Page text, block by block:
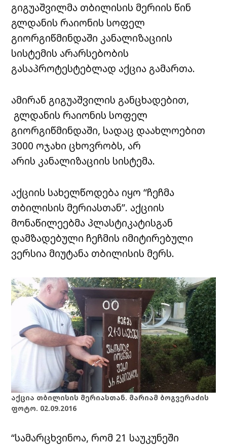
გიგუაშვილმა თბილისის მერიის წინ
გლდანის რაიონის სოფელ
გიორგიწმინდაში კანალიზაციის
სისტემის არარსებობის
გასაპროტესტებლად აქცია გამართა.
ამირან გიგუაშვილის განცხადებით,
გლდანის რაიონის სოფელ
გიორგიწმინდაში, სადაც დაახლოებით
3000 ოჯახი ცხოვრობს, არ
არის კანალიზაციის სისტემა.
აქციის სახელწოდება იყო “ჩეჩმა
თბილისის მერიასთან”. აქციის
მონაწილეებმა პლასტიკატისგან
დამზადებული ჩეჩმის იმიტირებული
ვერსია მიუტანა თბილისის მერს.
აქცია თბილისის მერიასთან. მარიამ ბოგვერაძის
ფოტო. 02.09.2016
“სამარცხვინოა, რომ 21 საუკუნეში